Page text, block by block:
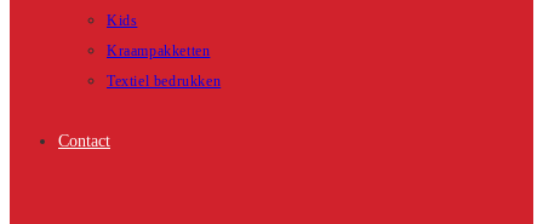
Kids
Kraampakketten
Textiel bedrukken
Contact